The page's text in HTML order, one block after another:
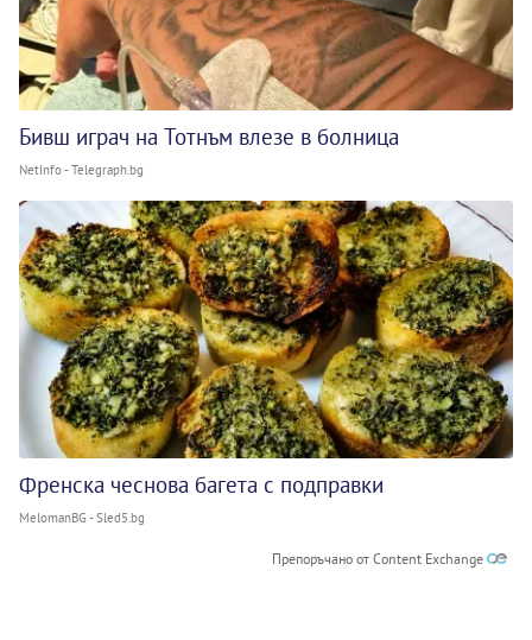
Бивш играч на Тотнъм влезе в болница
NetInfo - Telegraph.bg
Френска чеснова багета с подправки
MelomanBG - Sled5.bg
Препоръчано от Content Exchange